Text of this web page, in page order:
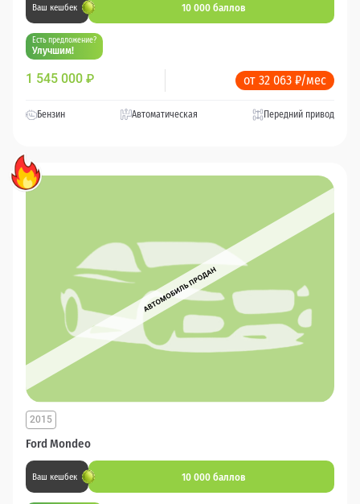
Ваш кешбек 10 000 баллов
Есть предложение?
Улучшим!
1 545 000 ₽ от 32 063 ₽/мес
Бензин Автоматическая Передний привод
Ford Mondeo
2015
Ваш кешбек 10 000 баллов